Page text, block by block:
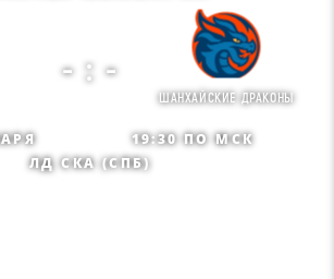
- : -
ШАНХАЙСКИЕ ДРАКОНЫ
19:30 ПО МСК
ЛД СКА (СПБ)